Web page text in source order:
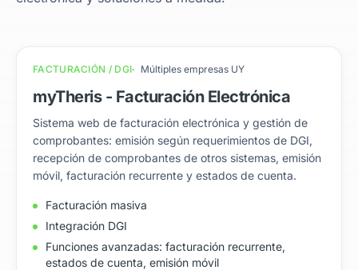
FACTURACIÓN / DGI Múltiples empresas UY
myTheris - Facturación Electrónica
Sistema web de facturación electrónica y gestión de
comprobantes: emisión según requerimientos de DGI,
recepción de comprobantes de otros sistemas, emisión
móvil, facturación recurrente y estados de cuenta.
Facturación masiva
Integración DGI
Funciones avanzadas: facturación recurrente,
estados de cuenta, emisión móvil